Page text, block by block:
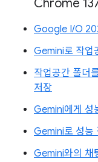
Chrome
Google I/O
Gemini로 작업
작업공간 폴더
저장
Gemini에게 성
Gemini로 성능
Gemini와의 채